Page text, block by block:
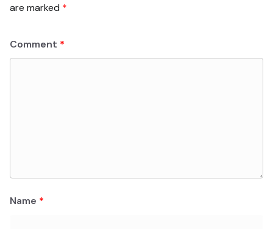
are marked *
Comment *
Name *